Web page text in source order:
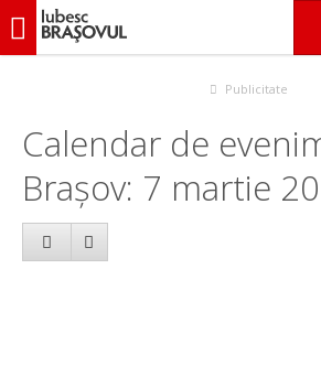
iubescbraşovul.ro
Publicitate
Calendar de
Brașov: 7 martie